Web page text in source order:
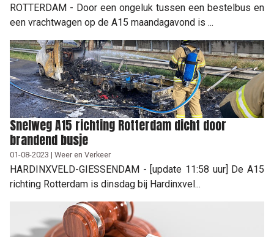
ROTTERDAM - Door een ongeluk tussen een bestelbus en
een vrachtwagen op de A15 maandagavond is ...
Snelweg A15 richting Rotterdam dicht door
brandend busje
01-08-2023 | Weer en Verkeer
HARDINXVELD-GIESSENDAM - [update 11:58 uur] De A15
richting Rotterdam is dinsdag bij Hardinxvel...